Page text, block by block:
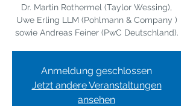
Dr. Martin Rothermel (Taylor Wessing),
Uwe Erling LLM (Pohlmann & Company )
sowie Andreas Feiner (PwC Deutschland).
Anmeldung geschlossen
Jetzt andere Veranstaltungen
ansehen